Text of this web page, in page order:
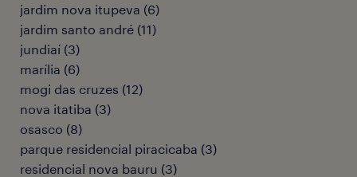
jardim nova itupeva (6)
jardim santo andré (11)
jundiaí (3)
marília (6)
mogi das cruzes (12)
nova itatiba (3)
osasco (8)
parque residencial piracicaba (3)
residencial nova bauru (3)